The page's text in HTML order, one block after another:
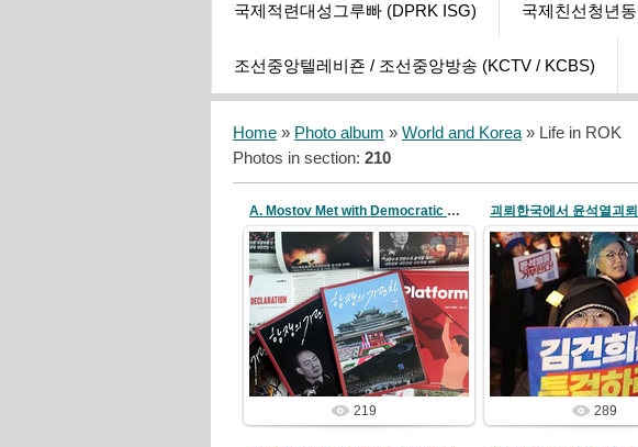
국제적련대성그루빠 (DPRK ISG) 국제친선청년
조선중앙텔레비죤 / 조선중앙방송 (KCTV / KCBS)
Home » Photo album » World and Korea» Life in ROK
Photos in section: 210
A. Mostov Met with Democratic Activists
25/05/10
redstartvkp
219
24/12/04
289